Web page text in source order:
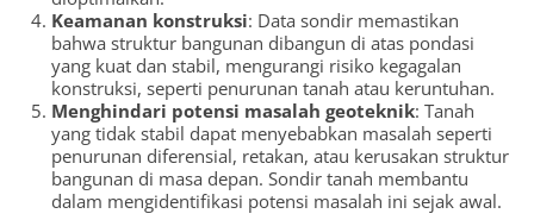
Keamanan konstruksi: Data sondir memastikan
bahwa struktur bangunan dibangun di atas pondasi
yang kuat dan stabil, mengurangi risiko kegagalan
konstruksi, seperti penurunan tanah atau keruntuhan.
Menghindari potensi masalah geoteknik: Tanah
yang tidak stabil dapat menyebabkan masalah seperti
penurunan diferensial, retakan, atau kerusakan struktur
bangunan di masa depan. Sondir tanah membantu
dalam mengidentifikasi potensi masalah ini sejak awal.